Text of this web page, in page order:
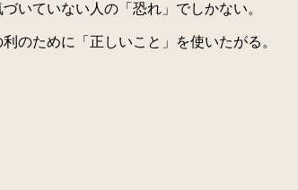
いていない人の「恐れ」でしかない。
のために「正しいこと」を使いたがる。